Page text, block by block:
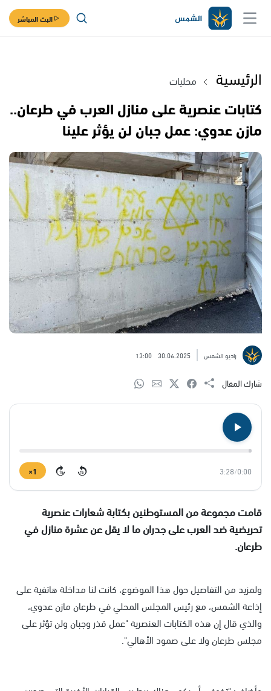
البث المباشر
الرئيسية محليات
كتابات عنصرية على منازل العرب في طرعان..
مازن عدوي: عمل جبان لن يؤثر علينا
راديو الشمس 30.06.2025
13:00
شارك المقال
0:00
/
3:28
15
15
1×
قامت مجموعة من المستوطنين بكتابة شعارات عنصرية
تحريضية ضد العرب على جدران ما لا يقل عن عشرة منازل في
طرعان.
ولمزيد من التفاصيل حول هذا الموضوع، كانت لنا مداخلة هاتفية على
إذاعة الشمس، مع رئيس المجلس المحلي في طرعان مازن عدوي،
والذي قال إن هذه الكتابات العنصرية "عمل قذر وجبان ولن تؤثر على
مجلس طرعان ولا على صمود الأهالي".